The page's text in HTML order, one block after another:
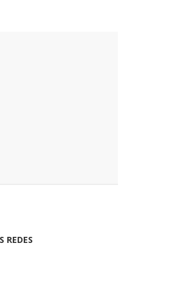
REDES